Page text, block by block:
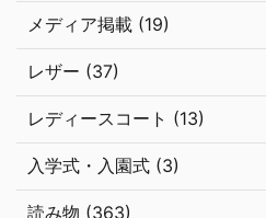
メディア掲載 (19)
レザー (37)
レディースコート (13)
入学式・入園式 (3)
読み物 (363)